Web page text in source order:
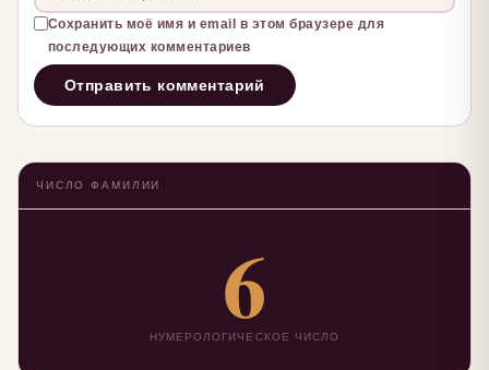
Сохранить моё имя и email в этом браузере для
последующих комментариев
ЧИСЛО ФАМИЛИИ
6
НУМЕРОЛОГИЧЕСКОЕ ЧИСЛО